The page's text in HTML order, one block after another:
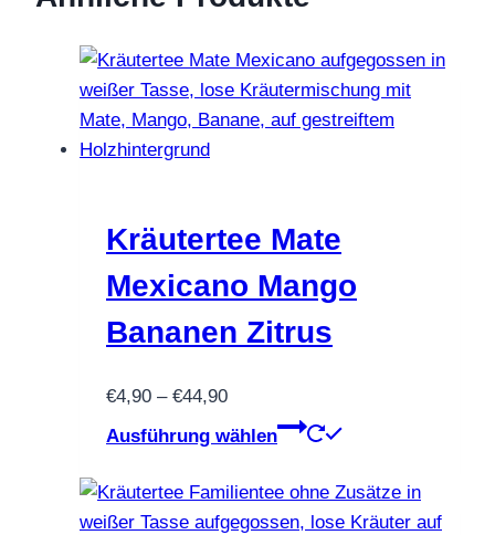
Kräutertee Mate
Mexicano Mango
Bananen Zitrus
€4,90 – €44,90Preisspanne:
€4,90
€44,90
Ausführung wählen
Dieses
weist
mehrere